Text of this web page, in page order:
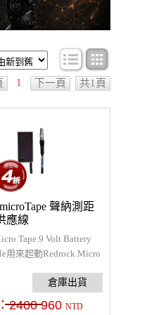
條目顯示
1 下一頁 共1頁
聲納測距
應線
Tape 9 Volt Battery
用來起動Redrock Micro
制器，直接裝設9V電池
可直接使用Micro Tape，
接頭、長度50cm。
2400 960 NTD